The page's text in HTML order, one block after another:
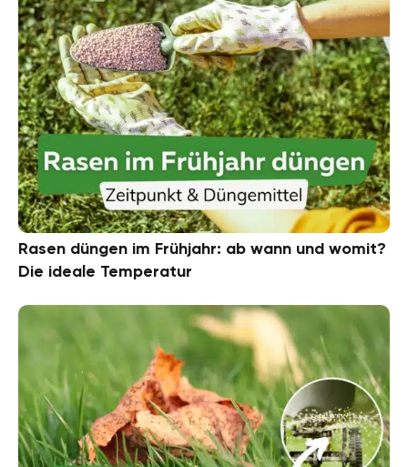
Rasen düngen im Frühjahr: ab wann und womit?
Die ideale Temperatur